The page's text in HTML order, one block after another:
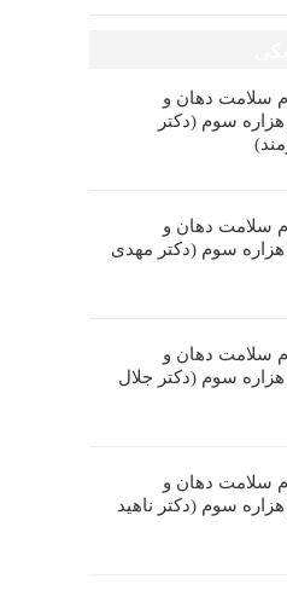
سلامت دهان و
سوم (دکتر
سلامت دهان و
هزاره سوم (دکتر مهدی
سلامت دهان و
سوم (دکتر جلال
سلامت دهان و
سوم (دکتر ناهید